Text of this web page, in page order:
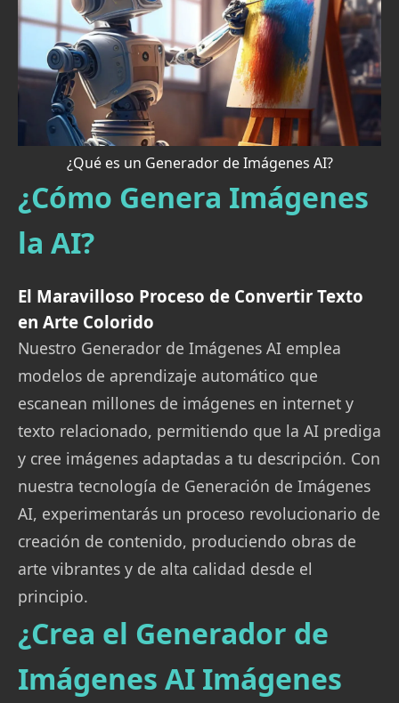
¿Qué es un Generador de Imágenes AI?
¿Cómo Genera Imágenes
la AI?
El Maravilloso Proceso de Convertir Texto
en Arte Colorido
Nuestro Generador de Imágenes AI emplea
modelos de aprendizaje automático que
escanean millones de imágenes en internet y
texto relacionado, permitiendo que la AI prediga
y cree imágenes adaptadas a tu descripción. Con
nuestra tecnología de Generación de Imágenes
AI, experimentarás un proceso revolucionario de
creación de contenido, produciendo obras de
arte vibrantes y de alta calidad desde el
principio.
¿Crea el Generador de
Imágenes AI Imágenes